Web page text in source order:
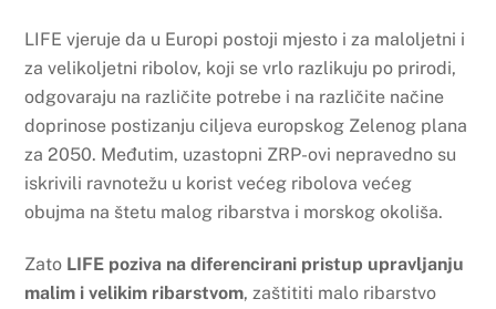
LIFE vjeruje da u Europi postoji mjesto i za maloljetni i
za velikoljetni ribolov, koji se vrlo razlikuju po prirodi,
odgovaraju na različite potrebe i na različite načine
doprinose postizanju ciljeva europskog Zelenog plana
za 2050. Međutim, uzastopni ZRP-ovi nepravedno su
iskrivili ravnotežu u korist većeg ribolova većeg
obujma na štetu malog ribarstva i morskog okoliša.
Zato LIFE poziva na diferencirani pristup upravljanju
malim i velikim ribarstvom, zaštititi malo ribarstvo